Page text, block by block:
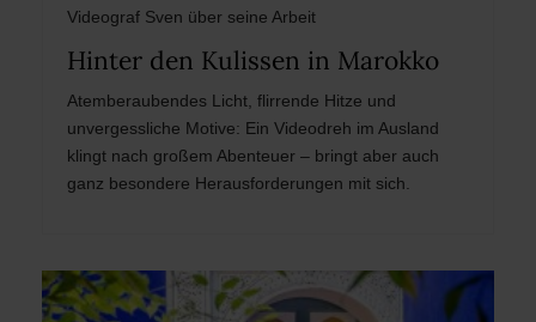
Videograf Sven über seine Arbeit
Hinter den Kulissen in Marokko
Atemberaubendes Licht, flirrende Hitze und
unvergessliche Motive: Ein Videodreh im Ausland
klingt nach großem Abenteuer – bringt aber auch
ganz besondere Herausforderungen mit sich.